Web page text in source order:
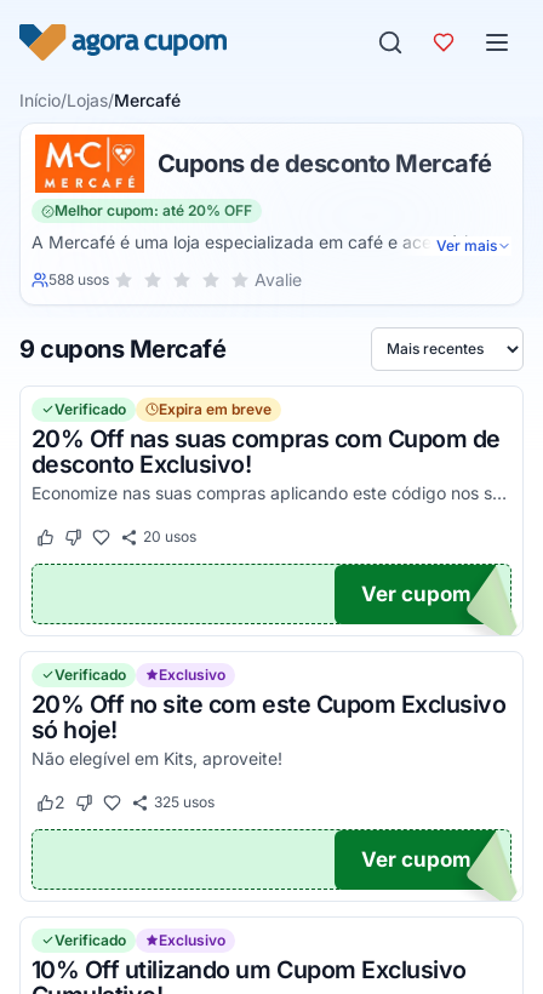
Início/Lojas/Mercafé
Cupons de desconto Mercafé
Melhor cupom: até 20% OFF
A Mercafé é uma loja especializada em café e acessórios
como máquinas, porta-capsulas, filtros especiais e muito
qualidade.
Ver mais
588 usosSua nota para Mercafé, de 1 a 5 estrelas
5 estrelas
4 estrelas
3 estrelas
2 estrelas
1 estrela Avalie
9 cupons Mercafé Ordenar por
Verificado Expira em breve
20% Off nas suas compras com Cupom de
desconto Exclusivo!
Economize nas suas compras aplicando este código nos seus produtos!
Este cupom funcionou
Este cupom não funcionou
20 usos
PAIS
Ver cupom
Verificado Exclusivo
20% Off no site com este Cupom Exclusivo
só hoje!
Não elegível em Kits, aproveite!
Este cupom funcionou
2 Este cupom não funcionou
325usos
OM20
Ver cupom
Verificado Exclusivo
10% Off utilizando um Cupom Exclusivo